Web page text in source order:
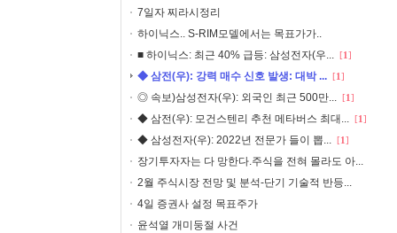
7일자 찌라시정리
하이닉스.. S-RIM모델에서는 목표가가..
■ 하이닉스: 최근 40% 급등: 삼성전자(우... [1]
◆ 삼전(우): 강력 매수 신호 발생: 대박 ... [1]
◎ 속보)삼성전자(우): 외국인 최근 500만... [1]
◆ 삼전(우): 모건스텐리 추천 메타버스 최대... [1]
◆ 삼성전자(우): 2022년 전문가 들이 뽑... [1]
장기투자자는 다 망한다.주식을 전혀 몰라도 아...
2월 주식시장 전망 및 분석-단기 기술적 반등...
4일 증권사 설정 목표주가
윤석열 개미둥절 사건